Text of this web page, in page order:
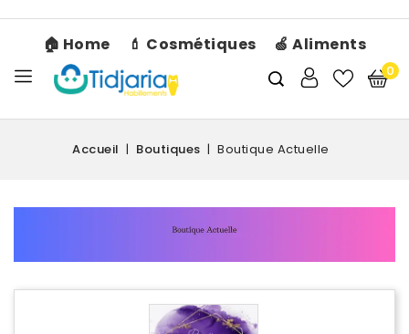
🏠 Home 💄 Cosmétiques 🍏 Aliments
0
Accueil Boutiques Boutique Actuelle